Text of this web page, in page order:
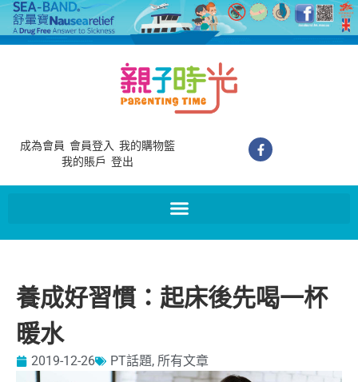
成為會員 會員登入 我的購物籃
我的賬戶 登出
養成好習慣：起床後先喝一杯
暖水
2019-12-26 PT話題, 所有文章